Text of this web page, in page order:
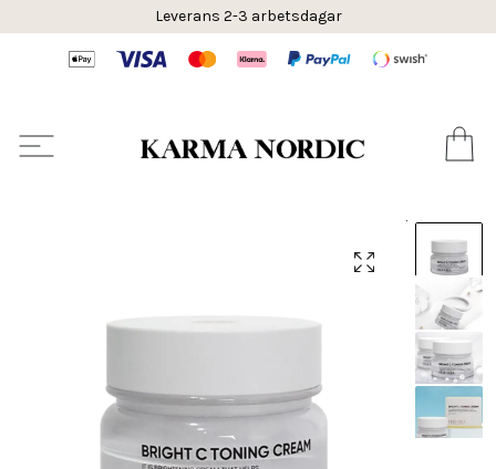
Leverans 2-3 arbetsdagar